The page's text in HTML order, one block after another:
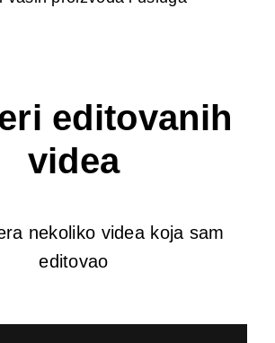
editovanih
videa
nekoliko videa koja sam
editovao